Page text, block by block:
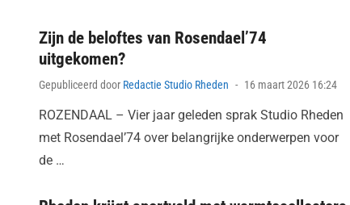
Zijn de beloftes van Rosendael’74
uitgekomen?
Gepubliceerd door Redactie Studio Rheden
Posted
16 maart 2026 16:24
ROZENDAAL – Vier jaar geleden sprak Studio Rheden
met Rosendael’74 over belangrijke onderwerpen voor
de …